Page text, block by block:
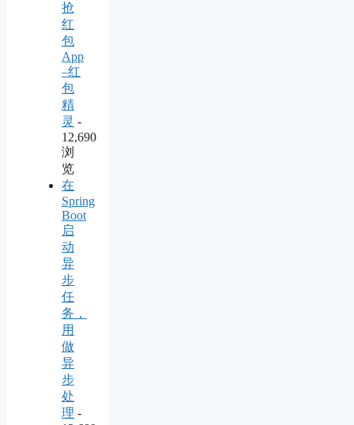
抢
红
包
App
–红
包
精
灵 -
12,690
浏
览
在
Spring
Boot
启
动
异
步
任
务，
用
做
异
步
处
理 -